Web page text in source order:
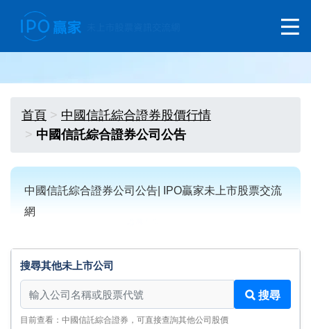
首頁
中國信託綜合證券股價行情
中國信託綜合證券公司公告
中國信託綜合證券公司公告| IPO贏家未上市股票交流
網
搜尋其他未上市公司
搜尋其他未上市公司
搜尋
目前查看：中國信託綜合證券，可直接查詢其他公司股價